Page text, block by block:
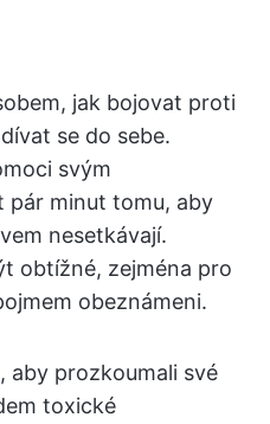
jak bojovat proti
se do sebe.
svým
pár minut tomu, aby
nesetkávají.
obtížné, zejména pro
obeznámeni.
aby prozkoumali své
toxické